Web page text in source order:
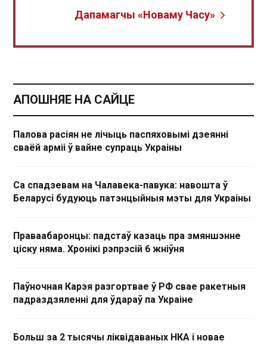
Дапамагчы «Новаму Часу»
АПОШНЯЕ НА САЙЦЕ
Палова расіян не лічыць паспяховымі дзеянні
сваёй арміі ў вайне супраць Украіны
Са спадзевам на Чалавека-павука: навошта ў
Беларусі будуюць патэнцыйныя мэты для Украіны
Праваабаронцы: падстаў казаць пра змяншэнне
ціску няма. Хронікі рэпрэсій 6 жніўня
Паўночная Карэя разгортвае ў РФ свае ракетныя
падраздзяленні для ўдараў па Украіне
Больш за 2 тысячы ліквідаваных НКА і новае